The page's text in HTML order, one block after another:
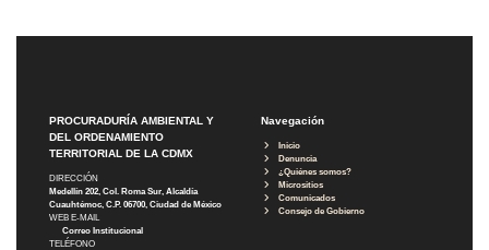
PROCURADURÍA AMBIENTAL Y
DEL ORDENAMIENTO
TERRITORIAL DE LA CDMX
DIRECCIÓN
Medellín 202, Col. Roma Sur, Alcaldía
Cuauhtémoc, C.P. 06700, Ciudad de México
WEB E-MAIL
Correo Institucional
TELÉFONO
Navegación
Inicio
Denuncia
¿Quiénes somos?
Micrositios
Comunicados
Consejo de Gobierno